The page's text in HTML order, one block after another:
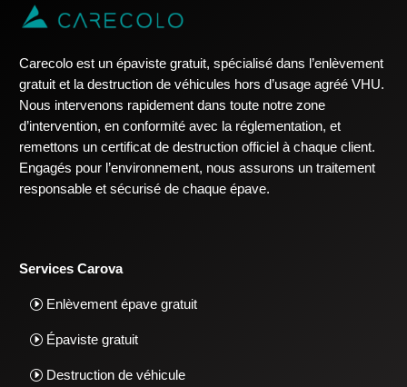
Carecolo est un épaviste gratuit, spécialisé dans l’enlèvement
gratuit et la destruction de véhicules hors d’usage agréé VHU.
Nous intervenons rapidement dans toute notre zone
d’intervention, en conformité avec la réglementation, et
remettons un certificat de destruction officiel à chaque client.
Engagés pour l’environnement, nous assurons un traitement
responsable et sécurisé de chaque épave.
Services Carova
Enlèvement épave gratuit
Épaviste gratuit
Destruction de véhicule